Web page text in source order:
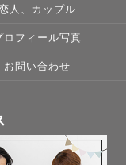
in Tokyo.
ざいます☺️
人、カップル
ロフィール写真
お問い合わせ